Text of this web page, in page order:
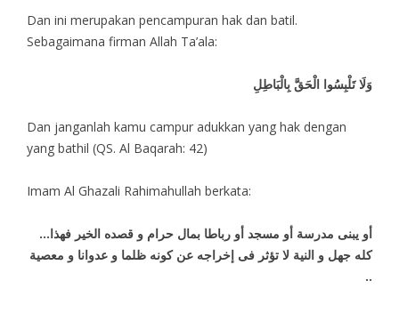
Dan ini merupakan pencampuran hak dan batil.
Sebagaimana firman Allah Ta’ala:
وَلَا تَلْبِسُوا الْحَقَّ بِالْبَاطِلِ
Dan janganlah kamu campur adukkan yang hak dengan
yang bathil (QS. Al Baqarah: 42)
Imam Al Ghazali Rahimahullah berkata:
…أو يبنى مدرسة أو مسجد أو رباطا بمال حرام و قصده الخير فهذا
كله جهل و النية لا تؤثر فى إخراجه عن كونه ظلما و عدوانا و معصية
..